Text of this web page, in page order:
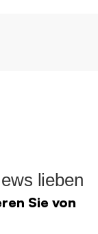
lieben
Sie von